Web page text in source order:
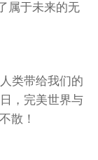
属于未来的无
类带给我们的
，完美世界与
散！